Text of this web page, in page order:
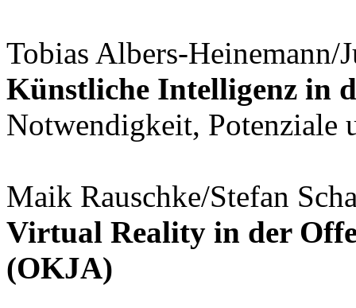
Tobias Albers-Heinemann/
Künstliche Intelligenz in
Notwendigkeit, Potenziale
Maik Rauschke/Stefan
Virtual Reality in der
(OKJA)